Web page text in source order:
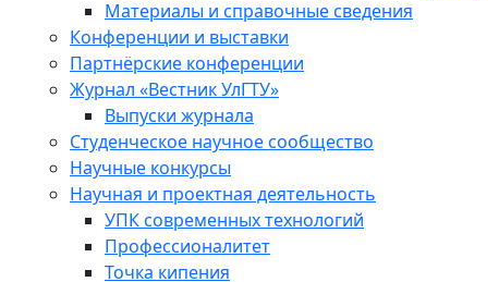
Материалы и справочные сведения
Конференции и выставки
Партнёрские конференции
Журнал «Вестник УлГТУ»
Выпуски журнала
Студенческое научное сообщество
Научные конкурсы
Научная и проектная деятельность
УПК современных технологий
Профессионалитет
Точка кипения